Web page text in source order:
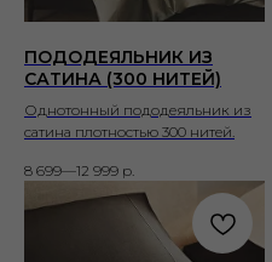
ПОДОДЕЯЛЬНИК ИЗ
САТИНА (300 НИТЕЙ)
Однотонный пододеяльник из
сатина плотностью 300 нитей.
8 699—12 999 р.